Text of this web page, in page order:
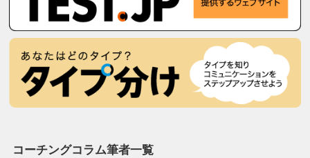
コーチングコラム筆者一覧